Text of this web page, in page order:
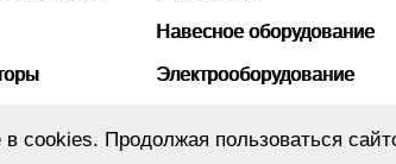
Навесное оборудование
Электрооборудование
cookies. Продолжая пользоваться